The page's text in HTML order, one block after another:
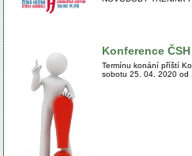
Konference
Termínu konání příští
sobotu 25. 04. 2020 od